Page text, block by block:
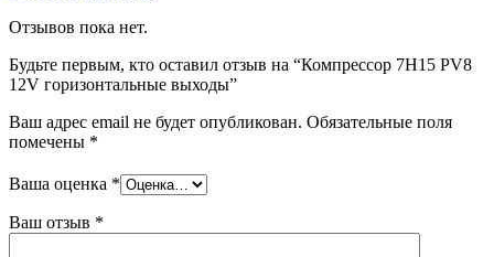
Отзывов пока нет.
Будьте первым, кто оставил отзыв на “Компрессор 7H15 PV8
12V горизонтальные выходы”
Ваш адрес email не будет опубликован. Обязательные поля
помечены *
Ваша оценка *
Ваш отзыв *